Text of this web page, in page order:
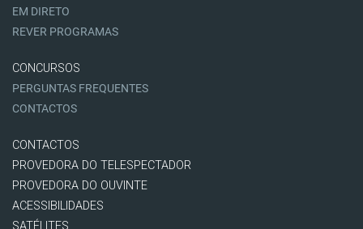
EM DIRETO
REVER PROGRAMAS
CONCURSOS
PERGUNTAS FREQUENTES
CONTACTOS
CONTACTOS
PROVEDORA DO TELESPECTADOR
PROVEDORA DO OUVINTE
ACESSIBILIDADES